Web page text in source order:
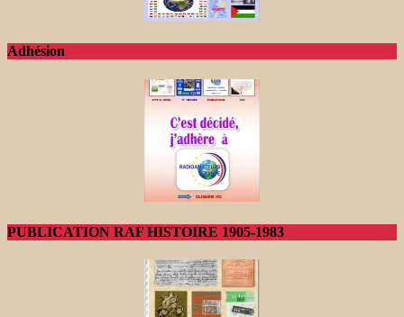
Adhésion
PUBLICATION RAF HISTOIRE 1905-1983